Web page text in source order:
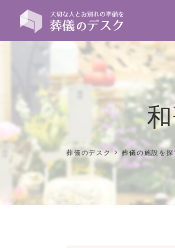
葬儀のデスク>葬儀の施設を探